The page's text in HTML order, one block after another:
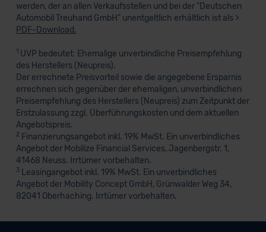
werden, der an allen Verkaufsstellen und bei der "Deutschen
Automobil Treuhand GmbH" unentgeltlich erhältlich ist als >
PDF-Download.
1UVP bedeutet: Ehemalige unverbindliche Preisempfehlung
des Herstellers (Neupreis).
Der errechnete Preisvorteil sowie die angegebene Ersparnis
errechnen sich gegenüber der ehemaligen, unverbindlichen
Preisempfehlung des Herstellers (Neupreis) zum Zeitpunkt der
Erstzulassung zzgl. Überführungskosten und dem aktuellen
Angebotspreis.
2 Finanzierungsangebot inkl. 19% MwSt. Ein unverbindliches
Angebot der Mobilize Financial Services, Jagenbergstr. 1,
41468 Neuss. Irrtümer vorbehalten.
3Leasingangebot inkl. 19% MwSt. Ein unverbindliches
Angebot der Mobility Concept GmbH, Grünwalder Weg 34,
82041 Oberhaching. Irrtümer vorbehalten.